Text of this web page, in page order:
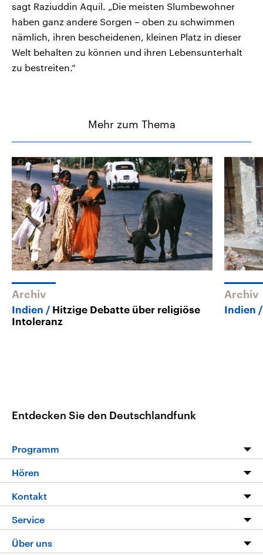
sagt Raziuddin Aquil. „Die meisten Slumbewohner
haben ganz andere Sorgen – oben zu schwimmen
nämlich, ihren bescheidenen, kleinen Platz in dieser
Welt behalten zu können und ihren Lebensunterhalt
zu bestreiten.“
Mehr zum Thema
Archiv
Indien
Hitzige Debatte über religiöse
Intoleranz
Archiv
Indien
Entdecken Sie den Deutschlandfunk
Programm
Programm
Die Nachrichten
Nachrichtenleicht
Neue Beiträge auf dlf.de
Hören
Livestream
Podcasts
Deutschlandfunk App
Kontakt
Hörerservice
Service
FAQ
Über uns